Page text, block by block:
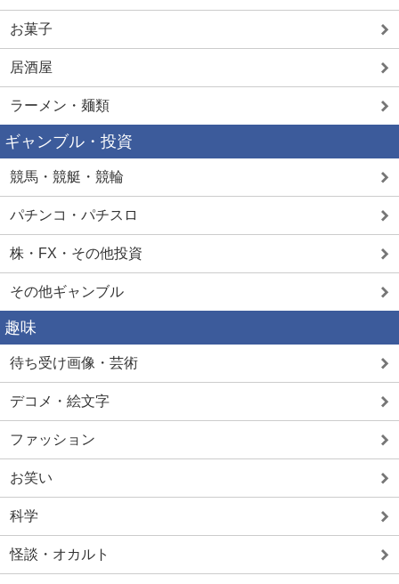
お菓子
居酒屋
ラーメン・麺類
ギャンブル・投資
競馬・競艇・競輪
パチンコ・パチスロ
株・FX・その他投資
その他ギャンブル
趣味
待ち受け画像・芸術
デコメ・絵文字
ファッション
お笑い
科学
怪談・オカルト